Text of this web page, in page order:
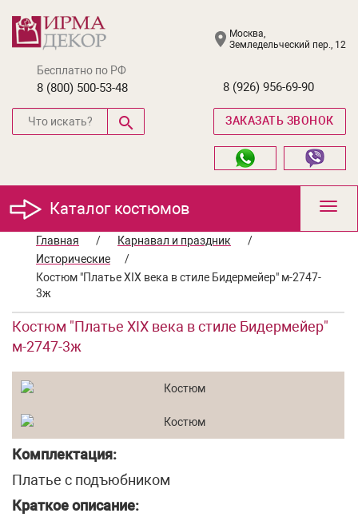
Москва,
Земледельческий пер., 12
Бесплатно по РФ
8 (800) 500-53-48 8 (926) 956-69-90
ЗАКАЗАТЬ ЗВОНОК
Каталог костюмов
Главная
/ Карнавал и праздник
/
Исторические
/
Костюм "Платье XIX века в стиле Бидермейер" м-2747-
3ж
Костюм "Платье XIX века в стиле Бидермейер"
м-2747-3ж
Комплектация:
Платье с подъюбником
Краткое описание: